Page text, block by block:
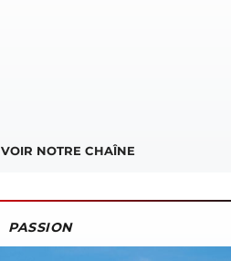
VOIR NOTRE CHAÎNE
PASSION